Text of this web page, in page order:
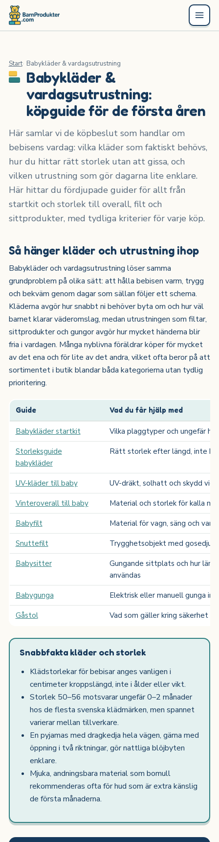
Start Babykläder & vardagsutrustning
Babykläder &
vardagsutrustning:
köpguide för de första åren
Här samlar vi de köpbeslut som handlar om
bebisens vardag: vilka kläder som faktiskt behövs,
hur du hittar rätt storlek utan att gissa, och
vilken utrustning som gör dagarna lite enklare.
Här hittar du fördjupade guider för allt från
startkit och storlek till overall, filt och
sittprodukter, med tydliga kriterier för varje köp.
Så hänger kläder och utrustning ihop
Babykläder och vardagsutrustning löser samma
grundproblem på olika sätt: att hålla bebisen varm, trygg
och bekväm genom dagar som sällan följer ett schema.
Kläderna avgör hur snabbt ni behöver byta om och hur väl
barnet klarar väderomslag, medan utrustningen som filtar,
sittprodukter och gungor avgör hur mycket händerna blir
fria i vardagen. Många nyblivna föräldrar köper för mycket
av det ena och för lite av det andra, vilket ofta beror på att
sortimentet i butik blandar båda kategorierna utan tydlig
prioritering.
Guide Vad du får hjälp med
Babykläder startkit Vilka plaggtyper och ungefär
Storleksguide
babykläder
Rätt storlek efter längd, inte
UV-kläder till baby UV-dräkt, solhatt och skydd vid
Vinteroverall till baby Material och storlek för kalla
Babyfilt Material för vagn, säng och
Snuttefilt Trygghetsobjekt med gosedjur,
Babysitter
Gungande sittplats och hur
användas
Babygunga Elektrisk eller manuell gunga
Gåstol Vad som gäller kring säkerhet
Snabbfakta kläder och storlek
Klädstorlekar för bebisar anges vanligen i
centimeter kroppslängd, inte i ålder eller vikt.
Storlek 50–56 motsvarar ungefär 0–2 månader
hos de flesta svenska klädmärken, men spannet
varierar mellan tillverkare.
En pyjamas med dragkedja hela vägen, gärna med
öppning i två riktningar, gör nattliga blöjbyten
enklare.
Mjuka, andningsbara material som bomull
rekommenderas ofta för hud som är extra känslig
de första månaderna.